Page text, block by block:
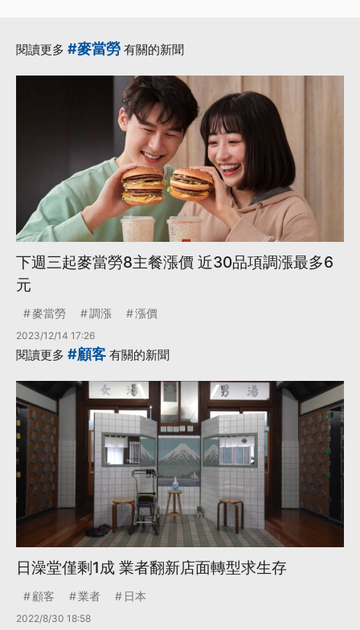
閱讀更多 #麥當勞 有關的新聞
下週三起麥當勞8主餐漲價 近30品項調漲最多6
元
麥當勞 調漲 漲價
2023/12/14 17:26
閱讀更多 #顧客 有關的新聞
日澡堂僅剩1成 業者翻新店面轉型求生存
顧客 業者 日本
2022/8/30 18:58